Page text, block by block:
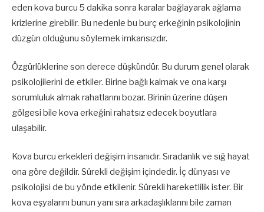
eden kova burcu 5 dakika sonra karalar bağlayarak ağlama
krizlerine girebilir. Bu nedenle bu burç erkeğinin psikolojinin
düzgün olduğunu söylemek imkansızdır.
Özgürlüklerine son derece düşkündür. Bu durum genel olarak
psikolojilerini de etkiler. Birine bağlı kalmak ve ona karşı
sorumluluk almak rahatlarını bozar. Birinin üzerine düşen
gölgesi bile kova erkeğini rahatsız edecek boyutlara
ulaşabilir.
Kova burcu erkekleri değişim insanıdır. Sıradanlık ve sığ hayat
ona göre değildir. Sürekli değişim içindedir. İç dünyası ve
psikolojisi de bu yönde etkilenir. Sürekli hareketlilik ister. Bir
kova eşyalarını bunun yanı sıra arkadaşlıklarını bile zaman